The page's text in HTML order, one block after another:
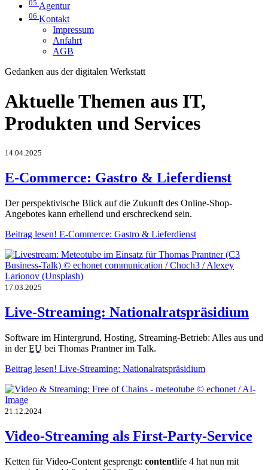
05 Agentur
06 Kontakt
Impressum
Anfahrt
AGB
Gedanken aus der digitalen Werkstatt
Aktuelle Themen aus IT,
Produkten und Services
14.04.2025
E-Commerce: Gastro & Lieferdienst
Der perspektivische Blick auf die Zukunft des Online-Shop-
Angebotes kann erhellend und erschreckend sein.
Beitrag lesen! E-Commerce: Gastro & Lieferdienst
17.03.2025
Live-Streaming: Nationalratspräsidium
Software im Hintergrund, Hosting, Streaming-Betrieb: Alles aus und
in derEU bei Thomas Prantner im Talk.
Beitrag lesen! Live-Streaming: Nationalratspräsidium
21.12.2024
Video-Streaming als First-Party-Service
Ketten für Video-Content gesprengt: contentlife 4 hat nun mit